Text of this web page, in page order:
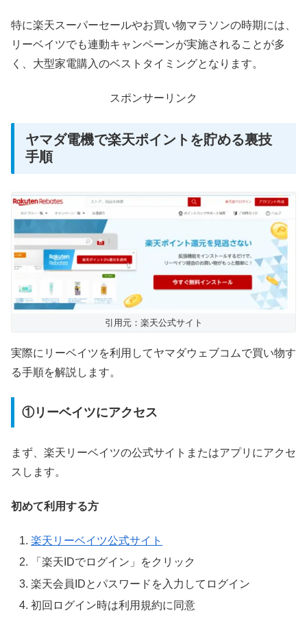
特に楽天スーパーセールやお買い物マラソンの時期には、
リーベイツでも連動キャンペーンが実施されることが多
く、大型家電購入のベストタイミングとなります。
スポンサーリンク
ヤマダ電機で楽天ポイントを貯める裏技
手順
引用元：楽天公式サイト
実際にリーベイツを利用してヤマダウェブコムで買い物す
る手順を解説します。
①リーベイツにアクセス
まず、楽天リーベイツの公式サイトまたはアプリにアクセ
スします。
初めて利用する方
楽天リーベイツ公式サイト
「楽天IDでログイン」をクリック
楽天会員IDとパスワードを入力してログイン
初回ログイン時は利用規約に同意